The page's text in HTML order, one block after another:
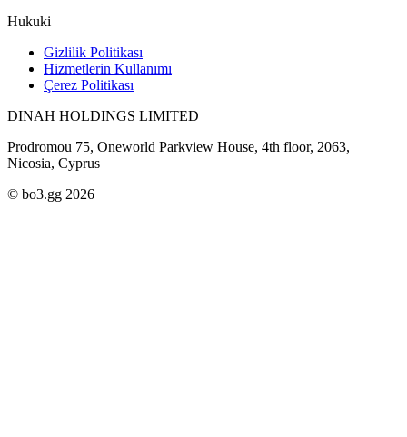
Hukuki
Gizlilik Politikası
Hizmetlerin Kullanımı
Çerez Politikası
DINAH HOLDINGS LIMITED
Prodromou 75, Oneworld Parkview House, 4th floor, 2063,
Nicosia, Cyprus
© bo3.gg 2026